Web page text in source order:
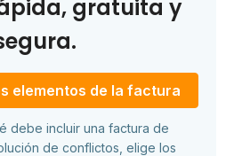
gratuita y
elementos de la factura
debe incluir una factura de
de conflictos, elige los